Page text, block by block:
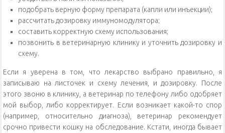
подобрать верную форму препарата (капли или инъекции);
рассчитать дозировку иммуномодулятора;
составить корректную схему использования;
позвонить в ветеринарную клинику и уточнить дозировку и
схему.
Если я уверена в том, что лекарство выбрано правильно, я
записываю на листочек и схему лечения, и дозировку. После
этого звоню в клинику, а ветеринар по телефону либо одобряет
мой выбор, либо корректирует. Если возникает какой-то спор
(например, относительно диагноза), ветеринар рекомендует
срочно привести кошку на обследование. Кстати, иногда бывает